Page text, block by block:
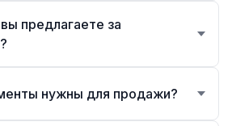
предлагаете за
нужны для продажи?